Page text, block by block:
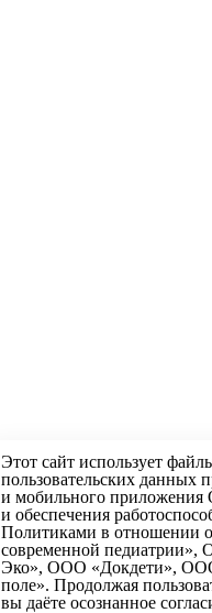
Этот сайт использует
пользовательских данных
и мобильного приложения
и обеспечения
Политиками в отношении
современной
Эко», ООО «Докдети»,
поле». Продолжая
вы даёте осознанное